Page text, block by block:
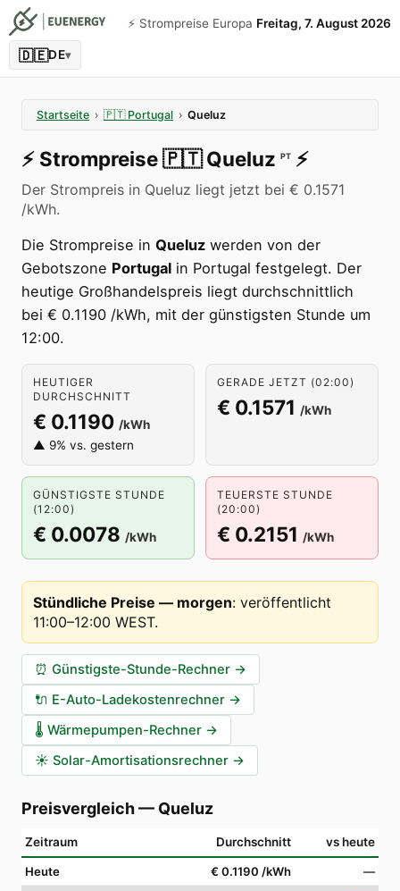
⚡️ Strompreise Europa Freitag, 7. August 2026
🇩🇪DE▾
Startseite › 🇵🇹 Portugal › Queluz
⚡️ Strompreise🇵🇹 Queluz PT ⚡️
Der Strompreis in Queluz liegt jetzt bei € 0.1571
/kWh.
Die Strompreise in Queluz werden von der
Gebotszone Portugal in Portugal festgelegt. Der
heutige Großhandelspreis liegt durchschnittlich
bei € 0.1190 /kWh, mit der günstigsten Stunde um
12:00.
HEUTIGER
DURCHSCHNITT
€ 0.1190 /kWh
▲ 9% vs. gestern
GERADE JETZT (02:00)
€ 0.1571 /kWh
GÜNSTIGSTE STUNDE
(12:00)
€ 0.0078 /kWh
TEUERSTE STUNDE
(20:00)
€ 0.2151 /kWh
Stündliche Preise — morgen: veröffentlicht
11:00–12:00 WEST.
⏰ Günstigste-Stunde-Rechner →
🔌 E-Auto-Ladekostenrechner →
🌡️ Wärmepumpen-Rechner →
☀️ Solar-Amortisationsrechner →
Preisvergleich— Queluz
Zeitraum Durchschnitt vs heute
Heute € 0.1190 /kWh
—